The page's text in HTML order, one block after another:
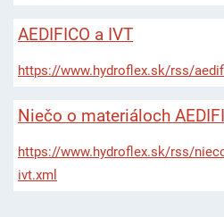
AEDIFICO a IVT
https://www.hydroflex.sk/rss/
Niečo o materiáloch
https://www.hydroflex.sk/rss/
ivt.xml